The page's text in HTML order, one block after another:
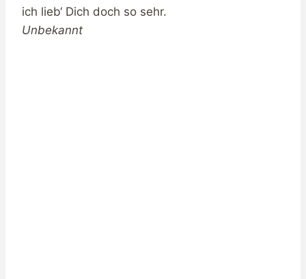
ich lieb‘ Dich doch so sehr.
Unbekannt